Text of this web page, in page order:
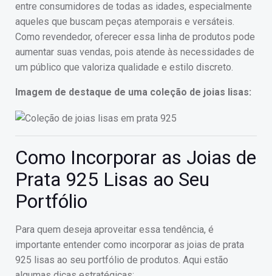
entre consumidores de todas as idades, especialmente
aqueles que buscam peças atemporais e versáteis.
Como revendedor, oferecer essa linha de produtos pode
aumentar suas vendas, pois atende às necessidades de
um público que valoriza qualidade e estilo discreto.
Imagem de destaque de uma coleção de joias lisas:
Como Incorporar as Joias de
Prata 925 Lisas ao Seu
Portfólio
Para quem deseja aproveitar essa tendência, é
importante entender como incorporar as joias de prata
925 lisas ao seu portfólio de produtos. Aqui estão